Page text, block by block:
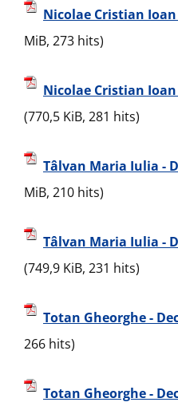
Nicolae Cristian
MiB, 273 hits)
Nicolae Cristian
(770,5 KiB, 281 hits)
Tâlvan Maria Iulia -
MiB, 210 hits)
Tâlvan Maria Iulia -
(749,9 KiB, 231 hits)
Totan Gheorghe -
266 hits)
Totan Gheorghe -